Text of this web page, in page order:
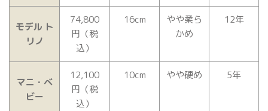
モデル ト
リノ
74,800
円（税
込）
16cm
やや柔ら
かめ
12年
マニ・ベ
ビー
12,100
円（税
込）
10cm やや硬め 5年